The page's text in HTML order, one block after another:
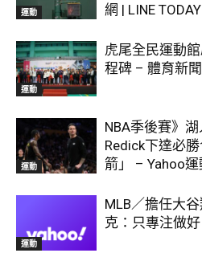
運動
網 | LINE TODAY
運動
虎尾全民運動
程碑 – 體育新
運動
NBA季後賽》
Redick下達必
箭」 – Yahoo運
運動
MLB／擔任大
克：只專注做